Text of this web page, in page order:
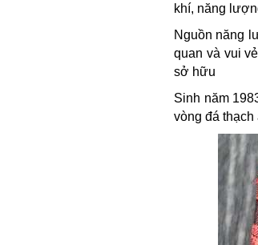
khí, năng
Nguồn năng
quan và vui
sở hữu
Sinh năm
vòng đá thạch